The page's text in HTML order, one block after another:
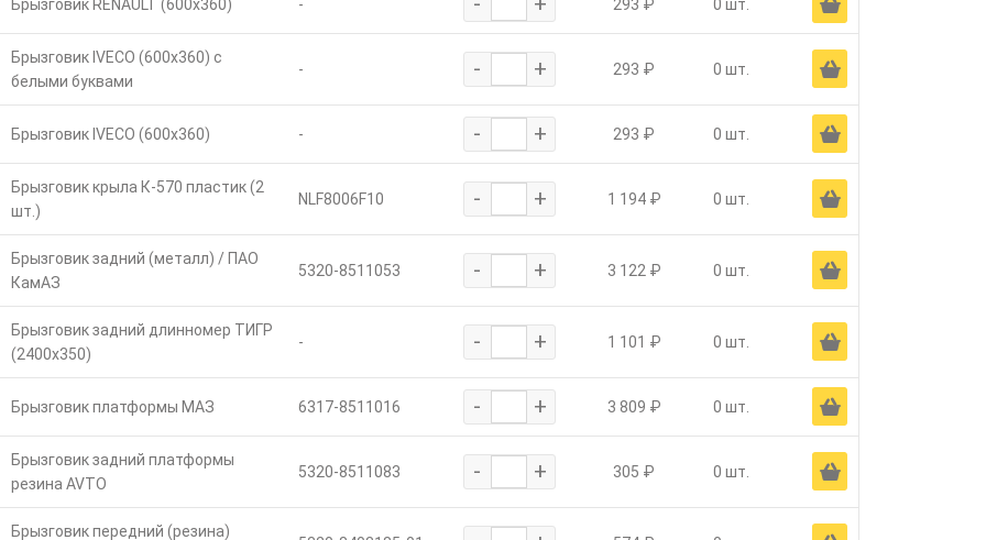
Брызговик RENAULT (600х360) - 293 ₽ 0 шт.
Брызговик IVECO (600х360) с
белыми буквами
- - + 293 ₽ 0 шт. Ä
Брызговик IVECO (600х360) - - + 293 ₽ 0 шт. Ä
Брызговик крыла К-570 пластик (2
шт.)
NLF8006F10 - + 1 194 ₽ 0 шт. Ä
Брызговик задний (металл) / ПАО
КамАЗ
5320-8511053 - + 3 122 ₽ 0 шт. Ä
Брызговик задний длинномер ТИГР
(2400х350)
- - + 1 101 ₽ 0 шт. Ä
Брызговик платформы МАЗ 6317-8511016 - + 3 809 ₽ 0 шт. Ä
Брызговик задний платформы
резина AVTO
5320-8511083 - + 305 ₽ 0 шт. Ä
Брызговик передний (резина)